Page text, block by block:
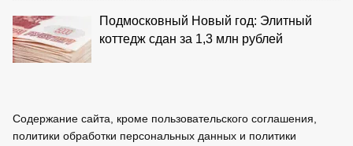
Подмосковный Новый год: Элитный
коттедж сдан за 1,3 млн рублей
Содержание сайта, кроме пользовательского соглашения,
политики обработки персональных данных и политики